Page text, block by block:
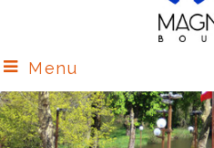
Menu